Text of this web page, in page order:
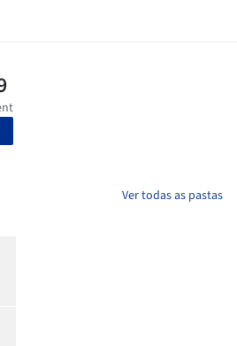
Ver todas as pastas